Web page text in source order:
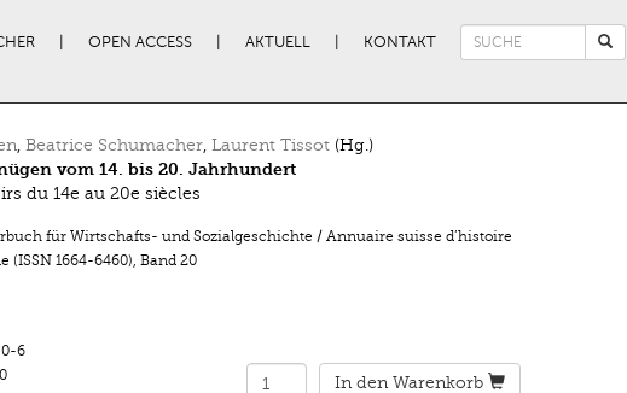
OPEN ACCESS AKTUELL KONTAKT
Suchformular
, Beatrice Schumacher, Laurent Tissot(Hg.)
vom 14. bis 20. Jahrhundert
du 14e au 20e siècles
für Wirtschafts- und Sozialgeschichte / Annuaire suisse d’histoire
(ISSN 1664-6460), Band 20
6
In den Warenkorb